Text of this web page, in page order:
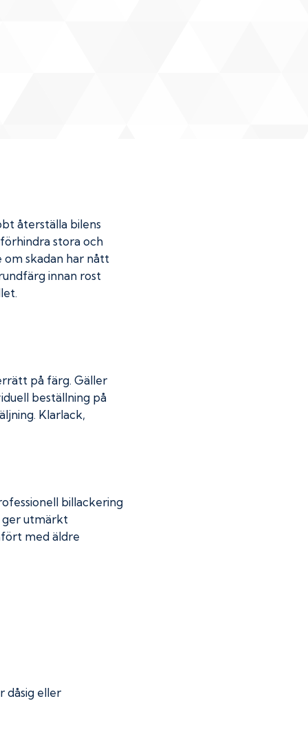
återställa bilens
stora och
skadan har nått
innan rost
på färg. Gäller
beställning på
Klarlack,
billackering
ger utmärkt
med äldre
dåsig eller